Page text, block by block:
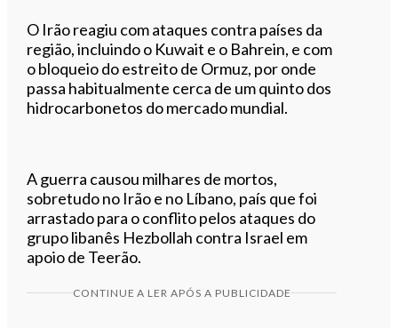
O Irão reagiu com ataques contra países da
região, incluindo o Kuwait e o Bahrein, e com
o bloqueio do estreito de Ormuz, por onde
passa habitualmente cerca de um quinto dos
hidrocarbonetos do mercado mundial.
A guerra causou milhares de mortos,
sobretudo no Irão e no Líbano, país que foi
arrastado para o conflito pelos ataques do
grupo libanês Hezbollah contra Israel em
apoio de Teerão.
CONTINUE A LER APÓS A PUBLICIDADE